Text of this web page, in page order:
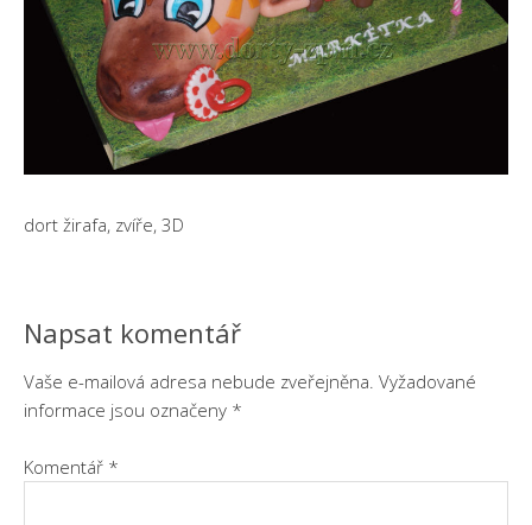
dort žirafa, zvíře, 3D
Napsat komentář
Vaše e-mailová adresa nebude zveřejněna. Vyžadované
informace jsou označeny *
Komentář *